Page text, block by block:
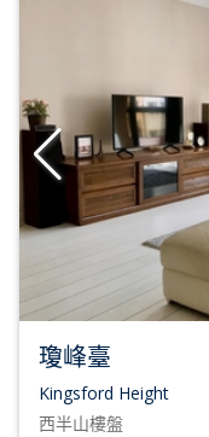
利斯蘇富比國際房地
2021年，蘇富比國際
全球79個國家
25,000名地產代
總收益為
瓊峰臺
Kingsford Height
西半山樓盤